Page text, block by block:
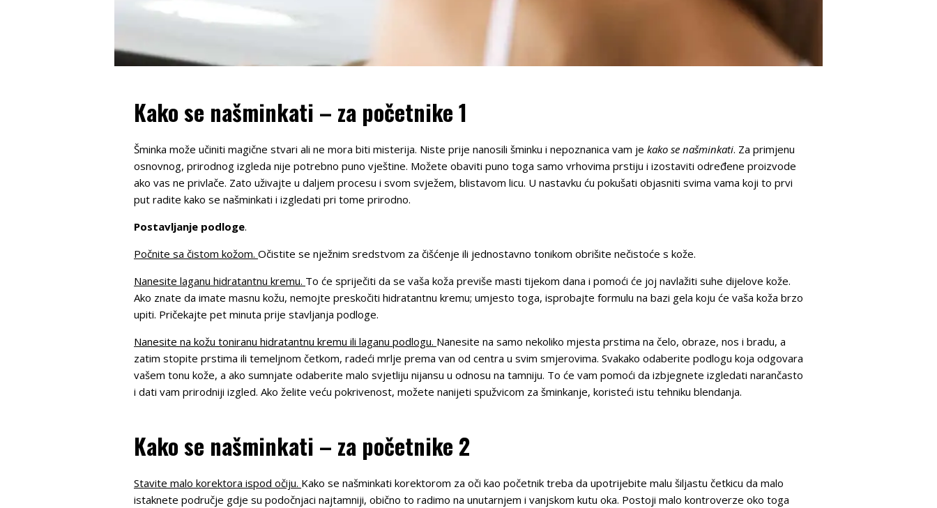
Kako se našminkati – za početnike 1
Šminka može učiniti magične stvari ali ne mora biti misterija. Niste prije nanosili šminku i nepoznanica vam je kako se našminkati. Za primjenu
osnovnog, prirodnog izgleda nije potrebno puno vještine. Možete obaviti puno toga samo vrhovima prstiju i izostaviti određene proizvode
ako vas ne privlače. Zato uživajte u daljem procesu i svom svježem, blistavom licu. U nastavku ću pokušati objasniti svima vama koji to prvi
put radite kako se našminkati i izgledati pri tome prirodno.
Postavljanje podloge.
Počnite sa čistom kožom. Očistite se nježnim sredstvom za čišćenje ili jednostavno tonikom obrišite nečistoće s kože.
Nanesite laganu hidratantnu kremu. To će spriječiti da se vaša koža previše masti tijekom dana i pomoći će joj navlažiti suhe dijelove kože.
Ako znate da imate masnu kožu, nemojte preskočiti hidratantnu kremu; umjesto toga, isprobajte formulu na bazi gela koju će vaša koža brzo
upiti. Pričekajte pet minuta prije stavljanja podloge.
Nanesite na kožu toniranu hidratantnu kremu ili laganu podlogu. Nanesite na samo nekoliko mjesta prstima na čelo, obraze, nos i bradu, a
zatim stopite prstima ili temeljnom četkom, radeći mrlje prema van od centra u svim smjerovima. Svakako odaberite podlogu koja odgovara
vašem tonu kože, a ako sumnjate odaberite malo svjetliju nijansu u odnosu na tamniju. To će vam pomoći da izbjegnete izgledati narančasto
i dati vam prirodniji izgled. Ako želite veću pokrivenost, možete nanijeti spužvicom za šminkanje, koristeći istu tehniku blendanja.
Kako se našminkati – za početnike 2
Stavite malo korektora ispod očiju. Kako se našminkati korektorom za oči kao početnik treba da upotrijebite malu šiljastu četkicu da malo
istaknete područje gdje su podočnjaci najtamniji, obično to radimo na unutarnjem i vanjskom kutu oka. Postoji malo kontroverze oko toga